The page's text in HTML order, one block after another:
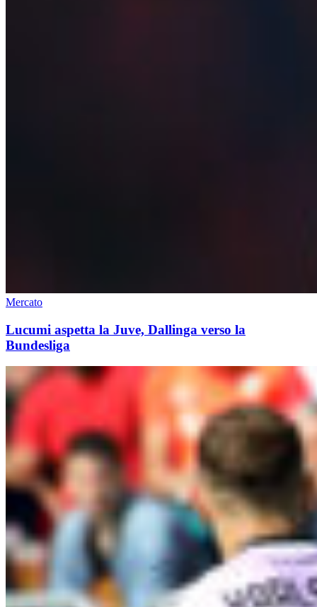
Mercato
Lucumi aspetta la Juve, Dallinga verso la
Bundesliga